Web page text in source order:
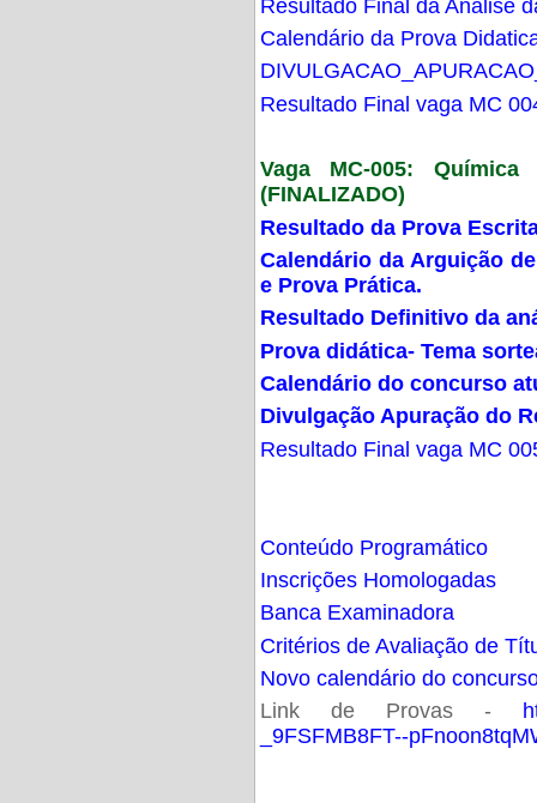
Resultado Final da Análise
Calendário da Prova
Resultado Final vaga MC
Vaga MC-005:
(FINALIZADO)
Resultado da Prova
Calendário da Arguição
e Prova Prática.
Resultado Definitivo da
Prova didática- Tema
Calendário do concurso
Divulgação Apuração do
Resultado Final vaga MC
Conteúdo Programático
Inscrições Homologadas
Banca Examinadora
Critérios de Avaliação de
Novo calendário do
Link de Provas -
_9FSFMB8FT--